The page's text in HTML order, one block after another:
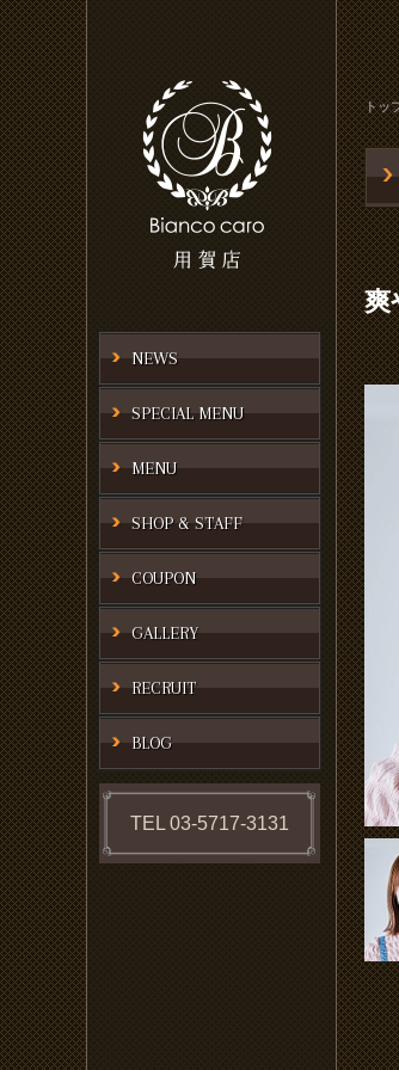
NEWS
SPECIAL MENU
MENU
SHOP & STAFF
COUPON
GALLERY
RECRUIT
BLOG
TEL 03-5717-3131
トッ
爽